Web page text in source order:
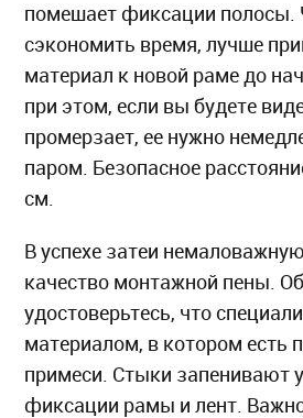
помешает фиксации полосы.
сэкономить время, лучше
материал к новой раме до
при этом, если вы будете
промерзает, ее нужно
паром. Безопасное
см.
В успехе затеи
качество монтажной пены.
удостоверьтесь, что
материалом, в котором есть
примеси. Стыки запенивают
фиксации рамы и лент.